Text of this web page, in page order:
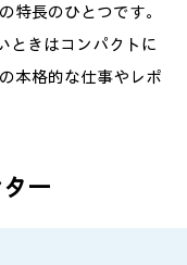
特長のひとつです。
ときはコンパクトに
本格的な仕事やレポ
ー